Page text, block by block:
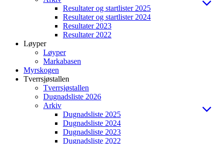
Resultater og startlister 2025
Resultater og startlister 2024
Resultater 2023
Resultater 2022
Løyper
Løyper
Markabasen
Myrskogen
Tverrsjøstallen
Tverrsjøstallen
Dugnadsliste 2026
Arkiv
Dugnadsliste 2025
Dugnadsliste 2024
Dugnadsliste 2023
Dugnadsliste 2022